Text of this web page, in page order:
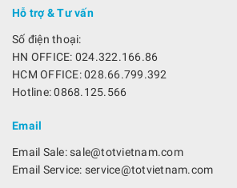
Hỗ trợ & Tư vấn
Số điện thoại:
HN OFFICE: 024.322.166.86
HCM OFFICE: 028.66.799.392
Hotline: 0868.125.566
Email
Email Sale: sale@totvietnam.com
Email Service: service@totvietnam.com